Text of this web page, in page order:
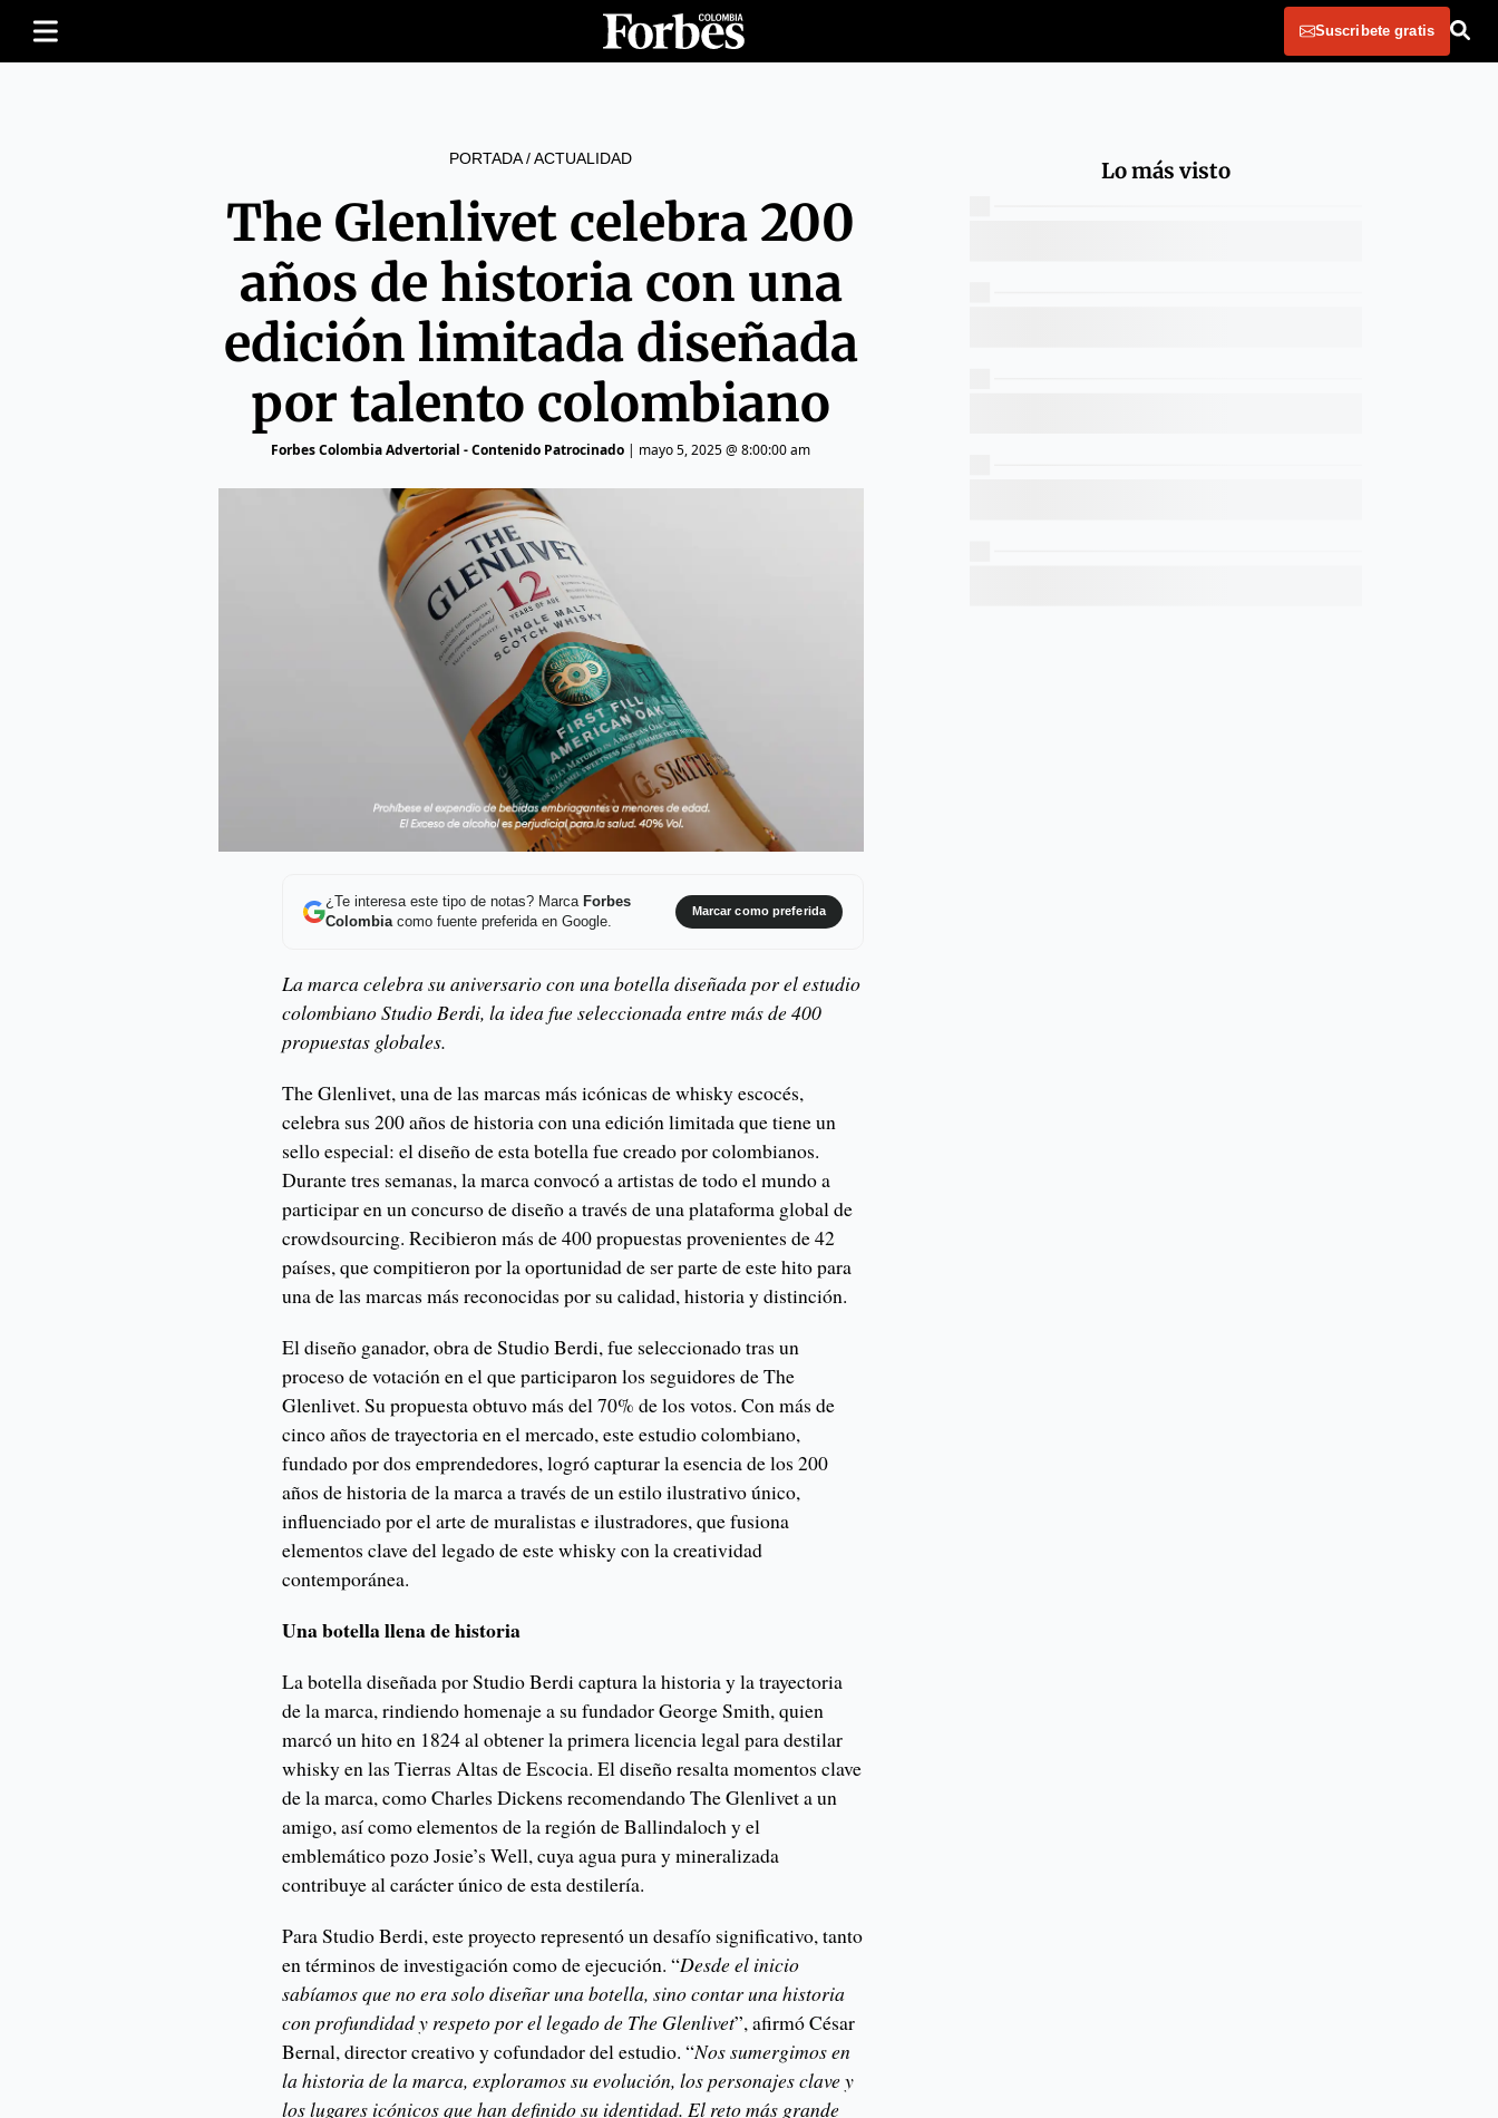
Suscribete gratis
PORTADA/ACTUALIDAD
The Glenlivet celebra 200
años de historia con una
edición limitada diseñada
por talento colombiano
Forbes Colombia Advertorial - Contenido Patrocinado | mayo 5, 2025 @ 8:00:00 am
¿Te interesa este tipo de notas? Marca Forbes
Colombiacomo fuente preferida en Google.
Marcar como preferida
La marca celebra su aniversario con una botella diseñada por el estudio
colombiano Studio Berdi, la idea fue seleccionada entre más de 400
propuestas globales.
The Glenlivet, una de las marcas más icónicas de whisky escocés,
celebra sus 200 años de historia con una edición limitada que tiene un
sello especial: el diseño de esta botella fue creado por colombianos.
Durante tres semanas, la marca convocó a artistas de todo el mundo a
participar en un concurso de diseño a través de una plataforma global de
crowdsourcing. Recibieron más de 400 propuestas provenientes de 42
países, que compitieron por la oportunidad de ser parte de este hito para
una de las marcas más reconocidas por su calidad, historia y distinción.
El diseño ganador, obra de Studio Berdi, fue seleccionado tras un
proceso de votación en el que participaron los seguidores de The
Glenlivet. Su propuesta obtuvo más del 70% de los votos. Con más de
cinco años de trayectoria en el mercado, este estudio colombiano,
fundado por dos emprendedores, logró capturar la esencia de los 200
años de historia de la marca a través de un estilo ilustrativo único,
influenciado por el arte de muralistas e ilustradores, que fusiona
elementos clave del legado de este whisky con la creatividad
contemporánea.
Una botella llena de historia
La botella diseñada por Studio Berdi captura la historia y la trayectoria
de la marca, rindiendo homenaje a su fundador George Smith, quien
marcó un hito en 1824 al obtener la primera licencia legal para destilar
whisky en las Tierras Altas de Escocia. El diseño resalta momentos clave
de la marca, como Charles Dickens recomendando The Glenlivet a un
amigo, así como elementos de la región de Ballindaloch y el
emblemático pozo Josie’s Well, cuya agua pura y mineralizada
contribuye al carácter único de esta destilería.
Para Studio Berdi, este proyecto representó un desafío significativo, tanto
en términos de investigación como de ejecución. “Desde el inicio
sabíamos que no era solo diseñar una botella, sino contar una historia
con profundidad y respeto por el legado de The Glenlivet”, afirmó César
Bernal, director creativo y cofundador del estudio. “Nos sumergimos en
la historia de la marca, exploramos su evolución, los personajes clave y
los lugares icónicos que han definido su identidad. El reto más grande
Lo más visto